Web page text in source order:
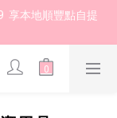
享本地順豐點自提